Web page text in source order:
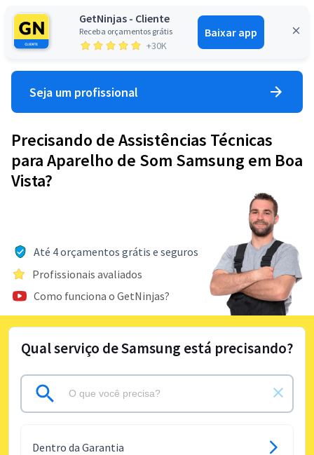
GetNinjas - Cliente
Receba orçamentos grátis
+30K
Baixar app
Entrar
Seja um profissional
Precisando de Assistências Técnicas
para Aparelho de Som Samsung em Boa
Vista?
Até 4 orçamentos grátis e seguros
Profissionais avaliados
Como funciona o GetNinjas?
Qual serviço de Samsung está precisando?
Dentro da Garantia